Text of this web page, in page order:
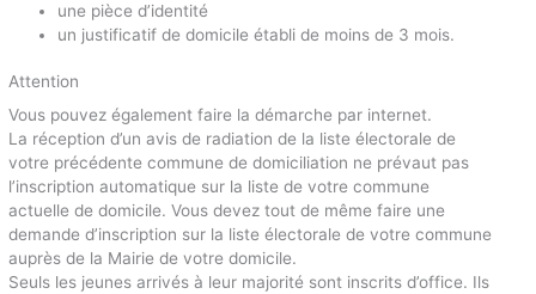
une pièce d’identité
un justificatif de domicile établi de moins de 3 mois.
Attention
Vous pouvez également faire la démarche par internet.
La réception d’un avis de radiation de la liste électorale de
votre précédente commune de domiciliation ne prévaut pas
l’inscription automatique sur la liste de votre commune
actuelle de domicile. Vous devez tout de même faire une
demande d’inscription sur la liste électorale de votre commune
auprès de la Mairie de votre domicile.
Seuls les jeunes arrivés à leur majorité sont inscrits d’office. Ils